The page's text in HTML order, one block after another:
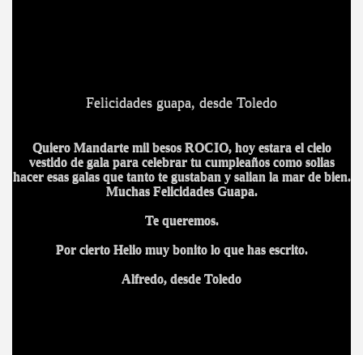
Felicidades guapa, desde Toledo
Quiero Mandarte mil besos ROCIO, hoy estara el cielo
vestido de gala para celebrar tu cumpleaños como solias
hacer esas galas que tanto te gustaban y salian la mar de bien.
Muchas Felicidades Guapa.
Te queremos.
Por cierto Helio muy bonito lo que has escrito.
Alfredo, desde Toledo